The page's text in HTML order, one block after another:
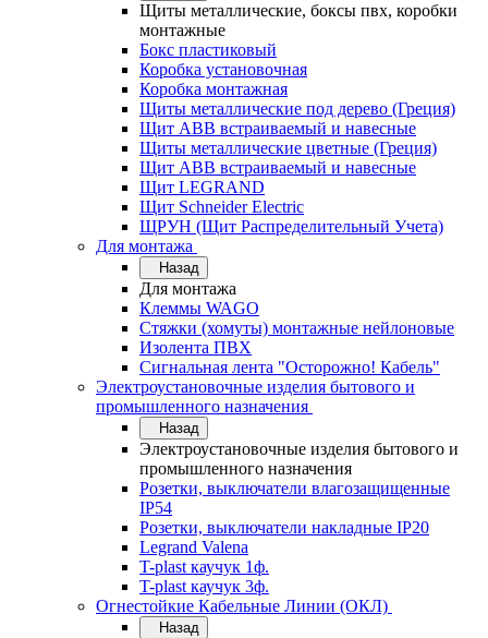
Щиты металлические, боксы пвх, коробки
монтажные
Бокс пластиковый
Коробка установочная
Коробка монтажная
Щиты металлические под дерево (Греция)
Щит ABB встраиваемый и навесные
Щиты металлические цветные (Греция)
Щит ABB встраиваемый и навесные
Щит LEGRAND
Щит Schneider Electric
ЩРУН (Щит Распределительный Учета)
Для монтажа
Назад
Для монтажа
Клеммы WAGO
Стяжки (хомуты) монтажные нейлоновые
Изолента ПВХ
Сигнальная лента "Осторожно! Кабель"
Электроустановочные изделия бытового и
промышленного назначения
Назад
Электроустановочные изделия бытового и
промышленного назначения
Розетки, выключатели влагозащищенные
IP54
Розетки, выключатели накладные IP20
Legrand Valena
T-plast каучук 1ф.
T-plast каучук 3ф.
Огнестойкие Кабельные Линии (ОКЛ)
Назад